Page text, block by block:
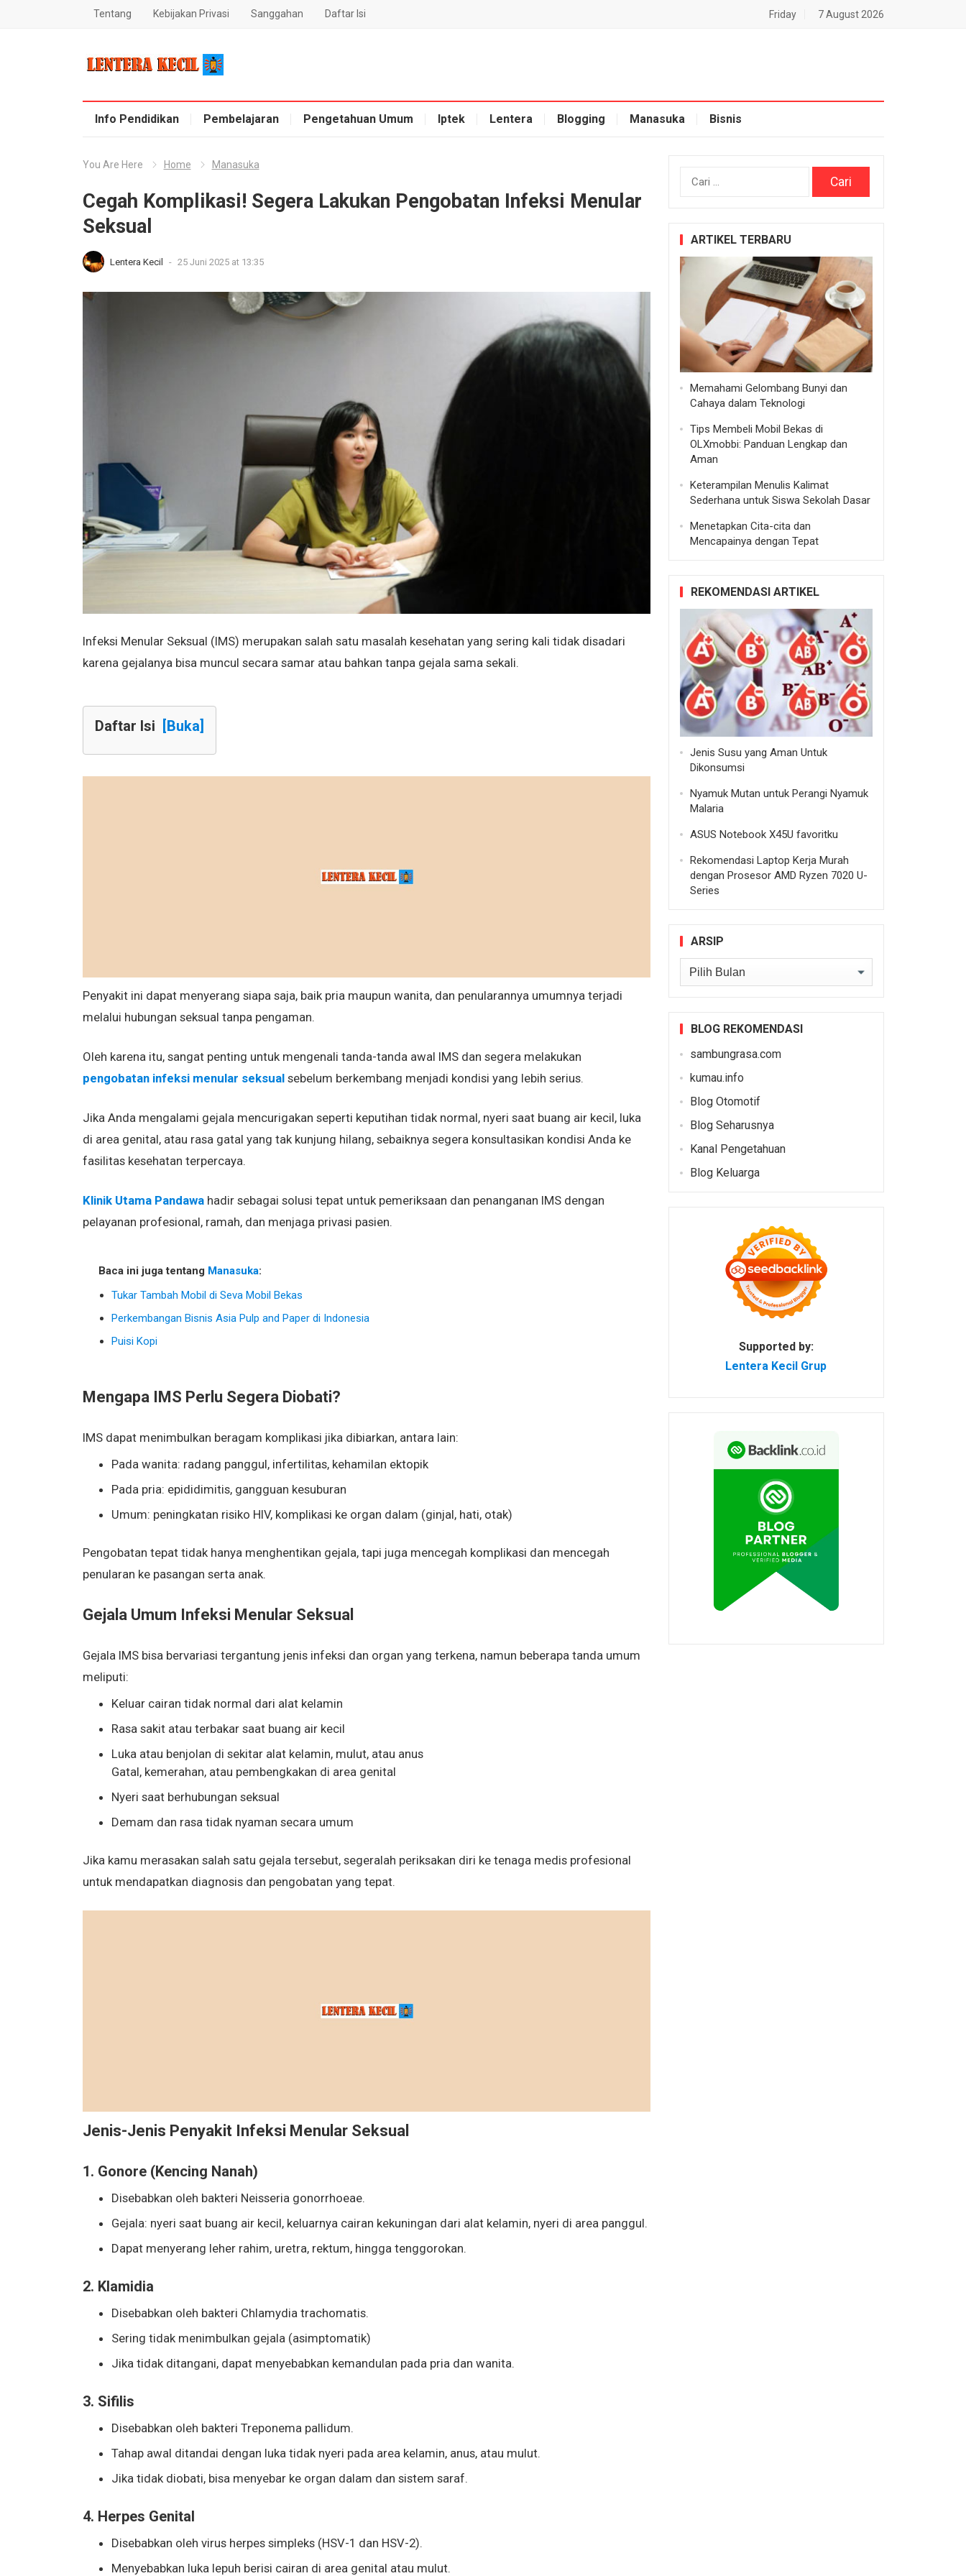
Tentang Kebijakan Privasi Sanggahan Daftar Isi Friday 7 August 2026
Blog Lentera Kecil
Info Pendidikan
Pembelajaran Pengetahuan Umum Iptek Lentera Blogging Manasuka Bisnis
You Are Here Home Manasuka
Cegah Komplikasi! Segera Lakukan Pengobatan Infeksi Menular
Seksual
Lentera Kecil - 25 Juni 2025 at 13:35
Infeksi Menular Seksual (IMS) merupakan salah satu masalah kesehatan yang sering kali tidak disadari
karena gejalanya bisa muncul secara samar atau bahkan tanpa gejala sama sekali.
Daftar Isi [Buka]
Penyakit ini dapat menyerang siapa saja, baik pria maupun wanita, dan penularannya umumnya terjadi
melalui hubungan seksual tanpa pengaman.
Oleh karena itu, sangat penting untuk mengenali tanda-tanda awal IMS dan segera melakukan
pengobatan infeksi menular seksualsebelum berkembang menjadi kondisi yang lebih serius.
Jika Anda mengalami gejala mencurigakan seperti keputihan tidak normal, nyeri saat buang air kecil, luka
di area genital, atau rasa gatal yang tak kunjung hilang, sebaiknya segera konsultasikan kondisi Anda ke
fasilitas kesehatan terpercaya.
Klinik Utama Pandawahadir sebagai solusi tepat untuk pemeriksaan dan penanganan IMS dengan
pelayanan profesional, ramah, dan menjaga privasi pasien.
Baca ini juga tentang Manasuka:
Tukar Tambah Mobil di Seva Mobil Bekas
Perkembangan Bisnis Asia Pulp and Paper di Indonesia
Puisi Kopi
Mengapa IMS Perlu Segera Diobati?
IMS dapat menimbulkan beragam komplikasi jika dibiarkan, antara lain:
Pada wanita: radang panggul, infertilitas, kehamilan ektopik
Pada pria: epididimitis, gangguan kesuburan
Umum: peningkatan risiko HIV, komplikasi ke organ dalam (ginjal, hati, otak)
Pengobatan tepat tidak hanya menghentikan gejala, tapi juga mencegah komplikasi dan mencegah
penularan ke pasangan serta anak.
Gejala Umum Infeksi Menular Seksual
Gejala IMS bisa bervariasi tergantung jenis infeksi dan organ yang terkena, namun beberapa tanda umum
meliputi:
Keluar cairan tidak normal dari alat kelamin
Rasa sakit atau terbakar saat buang air kecil
Luka atau benjolan di sekitar alat kelamin, mulut, atau anus
Gatal, kemerahan, atau pembengkakan di area genital
Nyeri saat berhubungan seksual
Demam dan rasa tidak nyaman secara umum
Jika kamu merasakan salah satu gejala tersebut, segeralah periksakan diri ke tenaga medis profesional
untuk mendapatkan diagnosis dan pengobatan yang tepat.
Jenis-Jenis Penyakit Infeksi Menular Seksual
1. Gonore (Kencing Nanah)
Disebabkan oleh bakteri Neisseria gonorrhoeae.
Gejala: nyeri saat buang air kecil, keluarnya cairan kekuningan dari alat kelamin, nyeri di area panggul.
Dapat menyerang leher rahim, uretra, rektum, hingga tenggorokan.
2. Klamidia
Disebabkan oleh bakteri Chlamydia trachomatis.
Sering tidak menimbulkan gejala (asimptomatik)
Jika tidak ditangani, dapat menyebabkan kemandulan pada pria dan wanita.
3. Sifilis
Disebabkan oleh bakteri Treponema pallidum.
Tahap awal ditandai dengan luka tidak nyeri pada area kelamin, anus, atau mulut.
Jika tidak diobati, bisa menyebar ke organ dalam dan sistem saraf.
4. Herpes Genital
Disebabkan oleh virus herpes simpleks (HSV-1 dan HSV-2).
Menyebabkan luka lepuh berisi cairan di area genital atau mulut.
Cari
ARTIKEL TERBARU
Memahami Gelombang Bunyi dan
Cahaya dalam Teknologi
Tips Membeli Mobil Bekas di
OLXmobbi: Panduan Lengkap dan
Aman
Keterampilan Menulis Kalimat
Sederhana untuk Siswa Sekolah Dasar
Menetapkan Cita-cita dan
Mencapainya dengan Tepat
REKOMENDASI ARTIKEL
Jenis Susu yang Aman Untuk
Dikonsumsi
Nyamuk Mutan untuk Perangi Nyamuk
Malaria
ASUS Notebook X45U favoritku
Rekomendasi Laptop Kerja Murah
dengan Prosesor AMD Ryzen 7020 U-
Series
ARSIP
Arsip
BLOG REKOMENDASI
sambungrasa.com
kumau.info
Blog Otomotif
Blog Seharusnya
Kanal Pengetahuan
Blog Keluarga
Supported by:
Lentera Kecil Grup